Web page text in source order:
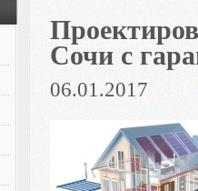
Сочи с
06.01.2017